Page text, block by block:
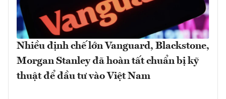
Nhiều định chế lớn Vanguard, Blackstone,
Morgan Stanley đã hoàn tất chuẩn bị kỹ
thuật để đầu tư vào Việt Nam